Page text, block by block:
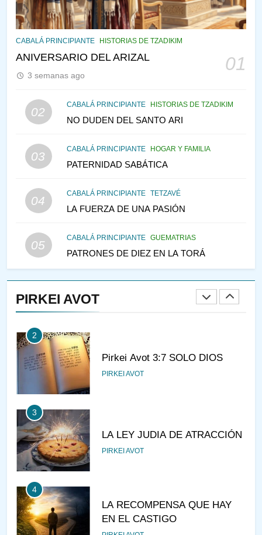
CABALÁ PRINCIPIANTE HISTORIAS DE TZADIKIM
ANIVERSARIO DEL ARIZAL 01
3 semanas ago
02
CABALÁ PRINCIPIANTE HISTORIAS DE TZADIKIM
NO DUDEN DEL SANTO ARI
03
CABALÁ PRINCIPIANTE HOGAR Y FAMILIA
PATERNIDAD SABÁTICA
04
CABALÁ PRINCIPIANTE TETZAVÉ
LA FUERZA DE UNA PASIÓN
05
CABALÁ PRINCIPIANTE GUEMATRIAS
PATRONES DE DIEZ EN LA TORÁ
PIRKEI AVOT
144
CABALÁ Y JASIDUT: EL
CONSEJO DE LOS PADRES
145
TEMPLO Y LA ALEGRÍA EN
VEAMOS ¿POR QUÉ
IEHOSHÚA? Y LA QUEJA DE
1
CONVERSAR CON LA MUJER
A LA LUZ DEL JUDAÍSMO
AMOR, PAREJA Y MATRIMONIO
2
Pirkei Avot 3:7 SOLO DIOS
PIRKEI AVOT
3
LA LEY JUDIA DE ATRACCIÓN
PIRKEI AVOT
4
LA RECOMPENSA QUE HAY
EN EL CASTIGO